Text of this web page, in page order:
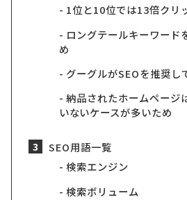
1位と10位では13倍クリ
ロングテールキーワード
め
グーグルがSEOを推奨し
納品されたホームページ
いないケースが多いため
SEO用語一覧
検索エンジン
検索ボリューム